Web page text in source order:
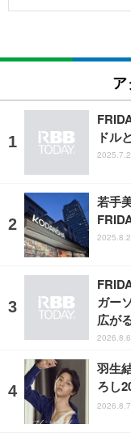
ア
ドル
若手
ガー
広が
羽生
ろし